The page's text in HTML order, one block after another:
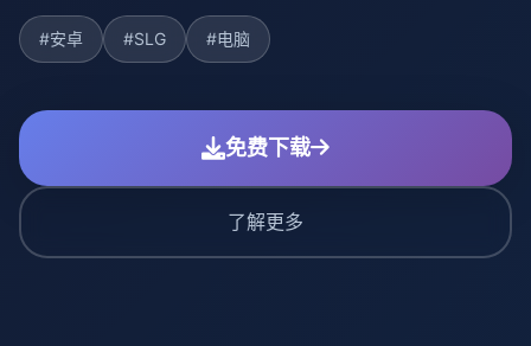
#安卓 #SLG #电脑
免费下载
了解更多